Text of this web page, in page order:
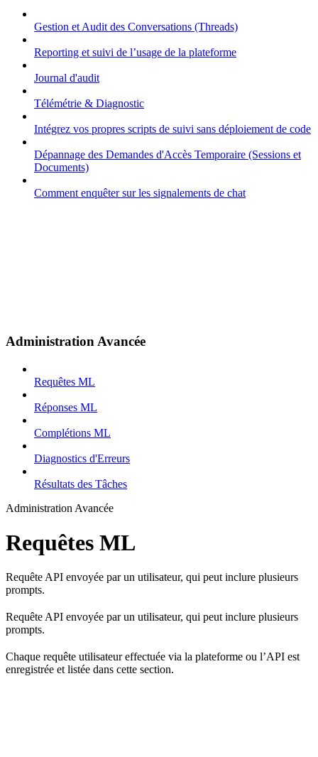
Gestion et Audit des Conversations (Threads)
Reporting et suivi de l’usage de la plateforme
Journal d'audit
Télémétrie & Diagnostic
Intégrez vos propres scripts de suivi sans déploiement de code
Dépannage des Demandes d'Accès Temporaire (Sessions et
Documents)
Comment enquêter sur les signalements de chat
Administration Avancée
Requêtes ML
Réponses ML
Complétions ML
Diagnostics d'Erreurs
Résultats des Tâches
Administration Avancée
Requêtes ML
Requête API envoyée par un utilisateur, qui peut inclure plusieurs
prompts.
Requête API envoyée par un utilisateur, qui peut inclure plusieurs
prompts.
Chaque requête utilisateur effectuée via la plateforme ou l’API est
enregistrée et listée dans cette section.